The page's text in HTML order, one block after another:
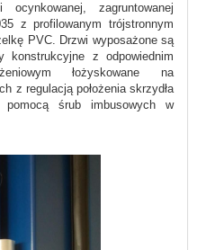
zagruntowanej
z profilowanym trójstronnym
PVC. Drzwi wyposażone są
konstrukcyjne z odpowiednim
łożyskowane na
z regulacją położenia skrzydła
śrub imbusowych w